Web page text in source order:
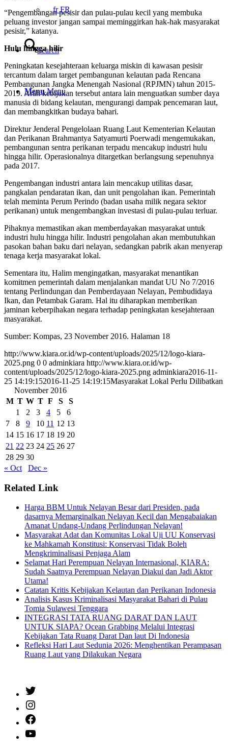
FR
Search
Menu Menu
“Pengembangan pesisir dan pulau-pulau kecil yang membuka
peluang investor jangan sampai meminggirkan hak-hak masyarakat
pesisir,” katanya.
Hulu hingga hilir
Peningkatan kesejahteraan keluarga miskin di kawasan pesisir
tercantum dalam target pembangunan kelautan pada Rencana
Pembangunan Jangka Menengah Nasional (RPJMN) tahun 2015-
2019. Arah kebijakan tersebut antara lain menguatkan sumber daya
manusia di bidang kelautan, mengurangi dampak pencemaran laut,
dan membangkitkan budaya bahari.
Direktur Jenderal Pengelolaan Ruang Laut Kementerian Kelautan
dan Perikanan Brahmantya Satyamurti Poerwadi mengemukakan,
pembangunan sentra perikanan terpadu mencakup industri hulu
hingga hilir. Operasionalnya ditargetkan berlangsung sepenuhnya
pada 2017.
Pengembangan industri antara lain mencakup utilitas dasar,
pangkalan pendaratan ikan, dan unit pengolahan ikan. Pemerintah
telah meminta Perum Perindo (badan usaha milik negara sektor
perikanan) untuk mengembangkan investasi di pulau-pulau terluar.
Pihaknya memastikan akan memberdayakan masyarakat untuk
industri hulu hingga hilir. Industri pengolahan akan membutuhkan
pasokan bahan baku dari nelayan, sedangkan pabrik akan menyerap
tenaga kerja masyarakat lokal.
Sementara itu, Halim mengingatkan, masyarakat menantikan
komitmen pemerintah dalam menjalankan mandat UU No 7/2016
tentang Perlindungan dan Pemberdayaan Nelayan, Pembudidaya
Ikan, dan Petambak Garam. Hal itu diharapkan memberikan
jaminan keberpihakan negara terhadap peningkatan kesejahteraan
masyarakat.
Sumber: Kompas, 23 November 2016. Halaman 18
http://www.kiara.or.id/wp-content/uploads/2025/12/logo-kiara-
2025.png 0 0 adminkiara http://www.kiara.or.id/wp-
content/uploads/2025/12/logo-kiara-2025.png adminkiara2016-11-
25 14:19:152016-11-25 14:19:15Masyarakat Lokal Perlu Dilibatkan
November 2016
M T W T F S
S
1
2 3 4 5
6
7
8 9 10 11 12 13
14 15 16 17 18 19 20
21 22 23 24 25 26 27
28 29 30
« Oct
Dec »
Related Link
Harga BBM Untuk Nelayan Besar dari Presiden, pada
dasarnya Memarginalkan Nelayan Kecil dan Mengabaiakan
Amanat Undang-Undang Perlindungan Nelayan!
Masyarakat Adat dan Komunitas Lokal Uji UU Konservasi
ke Mahkamah Konstitusi: Konservasi Tidak Boleh
Mengkriminalisasi Penjaga Alam
Selamat Hari Perempuan Nelayan Internasional, KIARA:
Sudah Saatnya Perempuan Nelayan Diakui dan Jadi Aktor
Utama!
Catatan Kritis Kebijakan Kelautan dan Perikanan Indonesia
Analisis Kasus Kriminalisasi Masyarakat Bahari di Pulau
Tomia Sulawesi Tenggara
INTEGRASI TATA RUANG DARAT DAN LAUT
UNTUK SIAPA? Ocean Grabbing Melalui Integrasi
Kebijakan Tata Ruang Darat Dan laut Di Indonesia
Refleksi Hari Laut Sedunia 2026: Menghentikan Perampasan
Ruang Laut yang Dilakukan Negara